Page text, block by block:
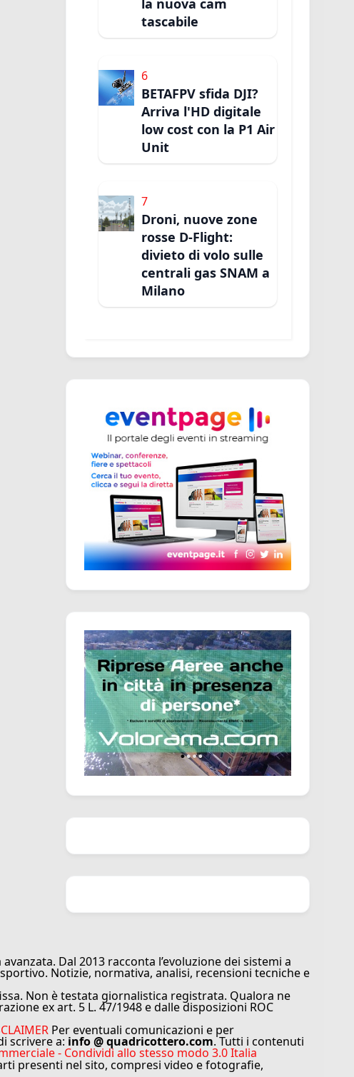
la nuova cam
tascabile
6
BETAFPV sfida DJI?
Arriva l'HD digitale
low cost con la P1 Air
Unit
7
Droni, nuove zone
rosse D-Flight:
divieto di volo sulle
centrali gas SNAM a
Milano
Dal 2013 racconta l’evoluzione dei sistemi a
Notizie, normativa, analisi, recensioni tecniche e
Non è testata giornalistica registrata. Qualora ne
ex art. 5 L. 47/1948 e dalle disposizioni ROC
Per eventuali comunicazioni e per
scrivere a: info @ quadricottero.com. Tutti i contenuti
- Condividi allo stesso modo 3.0 Italia
presenti nel sito, compresi video e fotografie,